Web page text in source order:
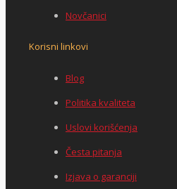
Novčanici
Korisni linkovi
Blog
Politika kvaliteta
Uslovi korišćenja
Česta pitanja
Izjava o garanciji